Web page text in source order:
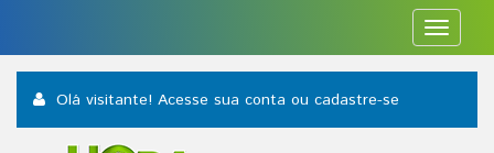
Toggle
Olá visitante! Acesse sua conta ou cadastre-se